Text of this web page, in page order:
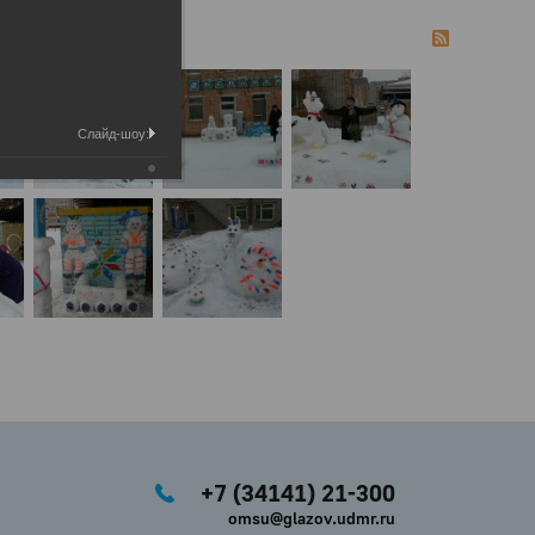
+7 (34141) 21-300
omsu@glazov.udmr.ru
Слайд-шоу: